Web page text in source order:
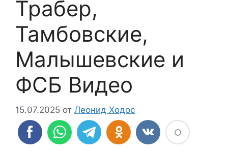
Трабер,
Тамбовские,
Малышевские и
ФСБ Видео
15.07.2025 от Леонид Ходос